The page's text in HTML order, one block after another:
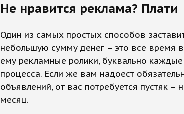
Не нравится реклама? Плати
Один из самых простых способов
небольшую сумму денег – это все время
ему рекламные ролики, буквально
процесса. Если же вам надоест
объявлений, от вас потребуется пустяк –
месяц.